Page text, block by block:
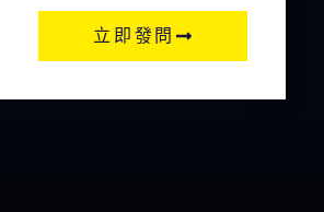
立即發問